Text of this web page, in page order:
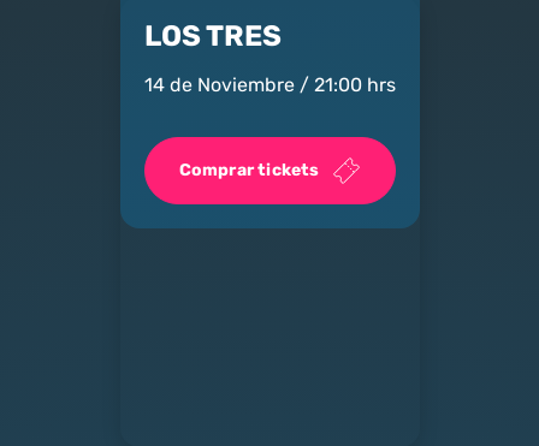
modo claro
LOS TRES
14 de Noviembre / 21:00 hrs
Comprar tickets